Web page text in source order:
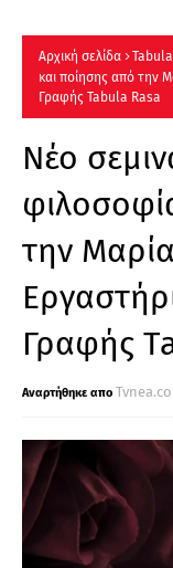
Αρχική σελίδα
και ποίησης από την
Γραφής Tabula Rasa
Νέο
την
Γραφής